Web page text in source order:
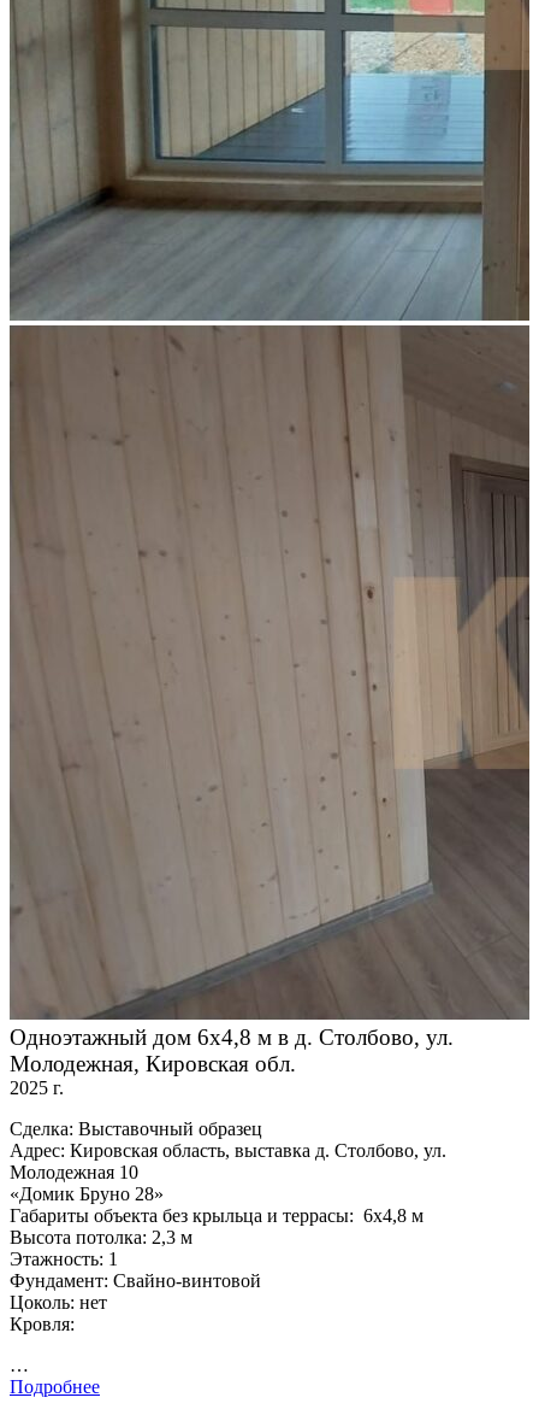
Одноэтажный дом 6х4,8 м в д. Столбово, ул.
Молодежная, Кировская обл.
2025 г.
Сделка: Выставочный образец
Адрес: Кировская область, выставка д. Столбово, ул.
Молодежная 10
«Домик Бруно 28»
Габариты объекта без крыльца и террасы: 6х4,8 м
Высота потолка: 2,3 м
Этажность: 1
Фундамент: Свайно-винтовой
Цоколь: нет
Кровля:
…
Подробнее